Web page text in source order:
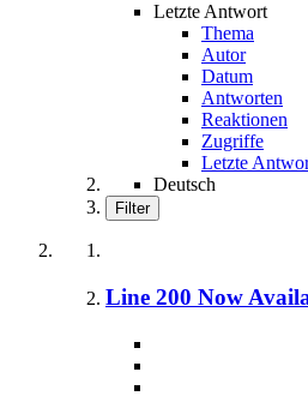
Letzte Antwort
Thema
Autor
Datum
Antworten
Reaktionen
Zugriffe
Letzte
Deutsch
Filter
Line 200 Now